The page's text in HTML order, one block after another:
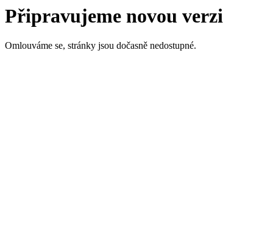
Připravujeme novou verzi
Omlouváme se, stránky jsou dočasně nedostupné.